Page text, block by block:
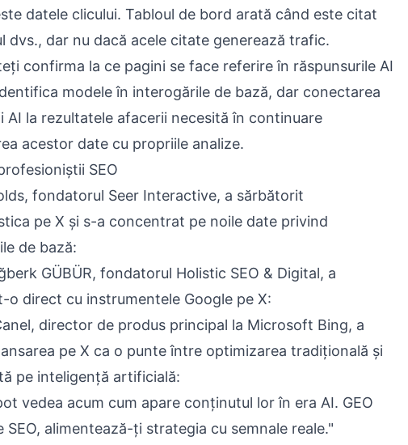
datele clicului. Tabloul de bord arată când este citat
dvs., dar nu dacă acele citate generează trafic.
confirma la ce pagini se face referire în răspunsurile AI
modele în interogările de bază, dar conectarea
AI la rezultatele afacerii necesită în continuare
acestor date cu propriile analize.
SEO
fondatorul Seer Interactive, a sărbătorit
pe X și s-a concentrat pe noile date privind
de bază:
GÜBÜR, fondatorul Holistic SEO & Digital, a
o direct cu instrumentele Google pe X:
director de produs principal la Microsoft Bing, a
pe X ca o punte între optimizarea tradițională și
pe inteligență artificială:
vedea acum cum apare conținutul lor în era AI. GEO
SEO, alimentează-ți strategia cu semnale reale."